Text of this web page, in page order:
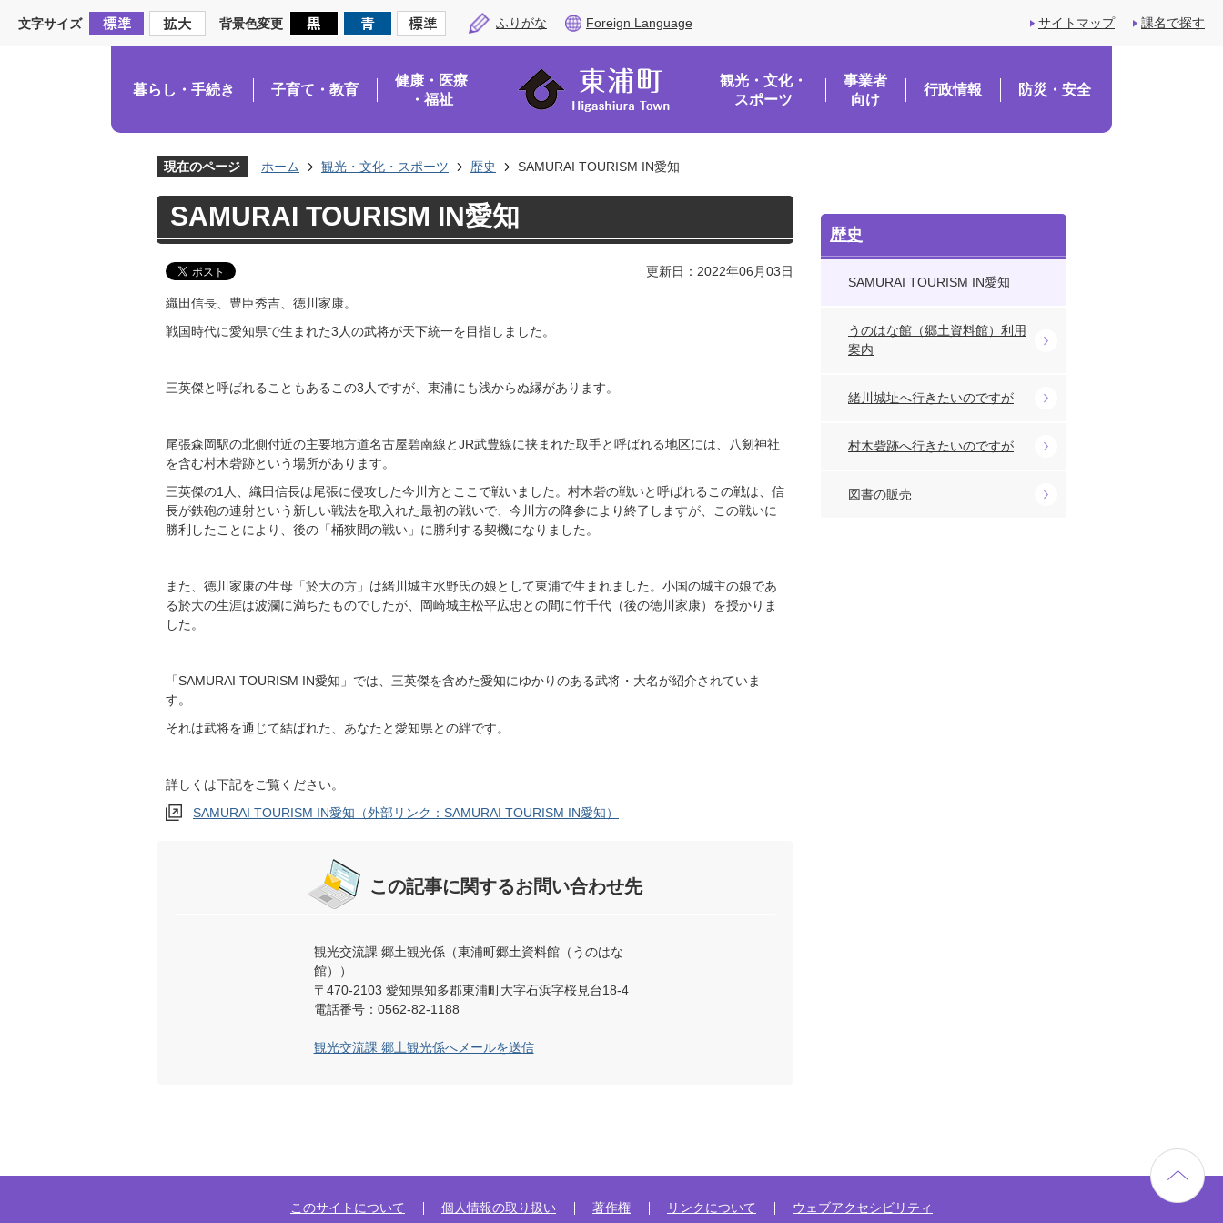
文字サイズ 背景色変更 ふりがな Foreign Language サイトマップ 課名で探す
暮らし・手続き 子育て・教育
健康・医療
・福祉
観光・文化・
スポーツ
事業者
向け
行政情報 防災・安全
現在のページ ホーム 観光・文化・スポーツ 歴史 SAMURAI TOURISM IN愛知
SAMURAI TOURISM IN愛知
更新日：2022年06月03日
織田信長、豊臣秀吉、徳川家康。
戦国時代に愛知県で生まれた3人の武将が天下統一を目指しました。
三英傑と呼ばれることもあるこの3人ですが、東浦にも浅からぬ縁があります。
尾張森岡駅の北側付近の主要地方道名古屋碧南線とJR武豊線に挟まれた取手と呼ばれる地区には、八剱神社
を含む村木砦跡という場所があります。
三英傑の1人、織田信長は尾張に侵攻した今川方とここで戦いました。村木砦の戦いと呼ばれるこの戦は、信
長が鉄砲の連射という新しい戦法を取入れた最初の戦いで、今川方の降参により終了しますが、この戦いに
勝利したことにより、後の「桶狭間の戦い」に勝利する契機になりました。
また、徳川家康の生母「於大の方」は緒川城主水野氏の娘として東浦で生まれました。小国の城主の娘であ
る於大の生涯は波瀾に満ちたものでしたが、岡崎城主松平広忠との間に竹千代（後の徳川家康）を授かりま
した。
「SAMURAI TOURISM IN愛知」では、三英傑を含めた愛知にゆかりのある武将・大名が紹介されていま
す。
それは武将を通じて結ばれた、あなたと愛知県との絆です。
詳しくは下記をご覧ください。
SAMURAI TOURISM IN愛知（外部リンク：SAMURAI TOURISM IN愛知）
この記事に関するお問い合わせ先
観光交流課 郷土観光係（東浦町郷土資料館（うのはな
館））
〒470-2103 愛知県知多郡東浦町大字石浜字桜見台18-4
電話番号：0562-82-1188
観光交流課 郷土観光係へメールを送信
歴史
SAMURAI TOURISM IN愛知
うのはな館（郷土資料館）利用
案内
緒川城址へ行きたいのですが
村木砦跡へ行きたいのですが
図書の販売
このサイトについて 個人情報の取り扱い 著作権 リンクについて ウェブアクセシビリティ